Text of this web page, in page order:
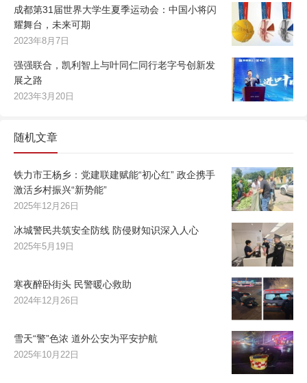
成都第31届世界大学生夏季运动会：中国小将闪
耀舞台，未来可期
2023年8月7日
强强联合，凯利智上与叶同仁同行老字号创新发
展之路
2023年3月20日
随机文章
铁力市王杨乡：党建联建赋能“初心红” 政企携手
激活乡村振兴“新势能”
2025年12月26日
冰城警民共筑安全防线 防侵财知识深入人心
2025年5月19日
寒夜醉卧街头 民警暖心救助
2024年12月26日
雪天“警”色浓 道外公安为平安护航
2025年10月22日